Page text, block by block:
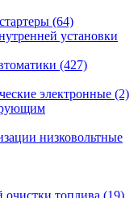
(64)
установки
(427)
электронные (2)
низковольтные
топлива (19)